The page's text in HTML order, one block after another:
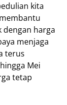
kita
dengan harga
menjaga
terus
Mei
tetap